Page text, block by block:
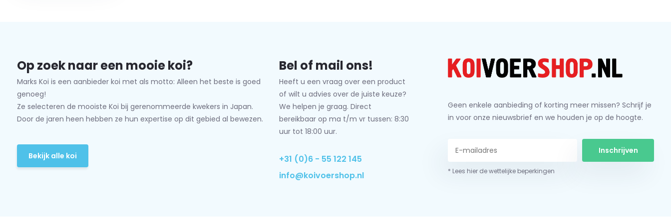
Op zoek naar een mooie koi?
Marks Koi is een aanbieder koi met als motto: Alleen het beste is goed
genoeg!
Ze selecteren de mooiste Koi bij gerenommeerde kwekers in Japan.
Door de jaren heen hebben ze hun expertise op dit gebied al bewezen.
Bekijk alle koi
Bel of mail ons!
Heeft u een vraag over een product
of wilt u advies over de juiste keuze?
We helpen je graag. Direct
bereikbaar op ma t/m vr tussen: 8:30
uur tot 18:00 uur.
+31 (0)6 - 55 122 145
info@koivoershop.nl
Geen enkele aanbieding of korting meer missen? Schrijf je
in voor onze nieuwsbrief en we houden je op de hoogte.
Inschrijven
* Lees hier de wettelijke beperkingen